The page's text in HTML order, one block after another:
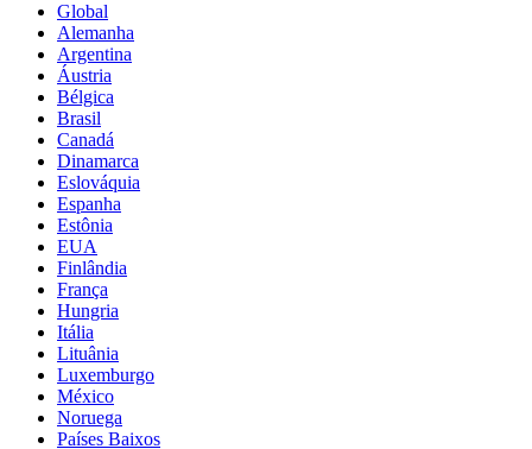
Global
Alemanha
Argentina
Áustria
Bélgica
Brasil
Canadá
Dinamarca
Eslováquia
Espanha
Estônia
EUA
Finlândia
França
Hungria
Itália
Lituânia
Luxemburgo
México
Noruega
Países Baixos